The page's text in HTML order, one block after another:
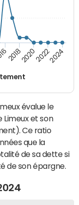
2018202020222024
évalue le
et son
Ce ratio
que la
de sa dette si
de son épargne.